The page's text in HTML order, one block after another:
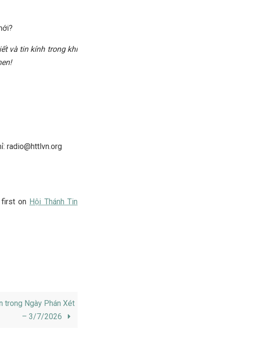
và tin kính trong khi
radio@httlvn.org
first on Hội Thánh Tin
trong Ngày Phán Xét
– 3/7/2026